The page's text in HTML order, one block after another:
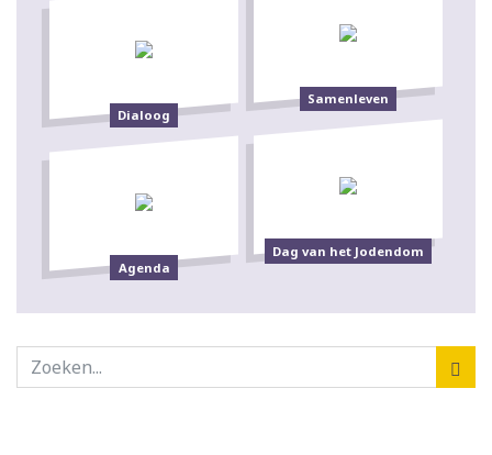
Dialoog
Samenleven
Agenda
Dag van het Jodendom